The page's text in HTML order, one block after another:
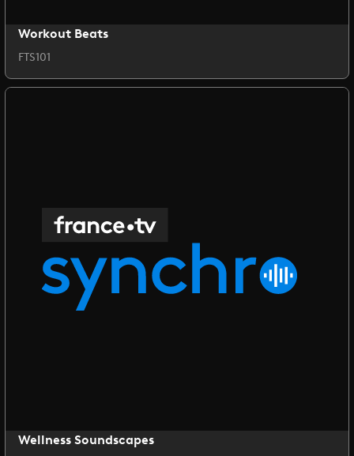
Workout Beats
FTS101
Wellness Soundscapes